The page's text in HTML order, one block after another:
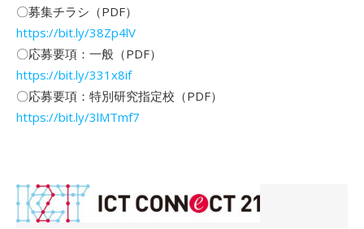
〇募集チラシ（PDF）
https://bit.ly/38Zp4lV
〇応募要項：一般（PDF）
https://bit.ly/331x8if
〇応募要項：特別研究指定校（PDF）
https://bit.ly/3lMTmf7